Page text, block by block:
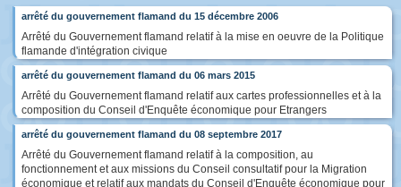
arrêté du gouvernement flamand du 15 décembre 2006
Arrêté du Gouvernement flamand relatif à la mise en oeuvre de la Politique
flamande d'intégration civique
arrêté du gouvernement flamand du 06 mars 2015
Arrêté du Gouvernement flamand relatif aux cartes professionnelles et à la
composition du Conseil d'Enquête économique pour Etrangers
arrêté du gouvernement flamand du 08 septembre 2017
Arrêté du Gouvernement flamand relatif à la composition, au
fonctionnement et aux missions du Conseil consultatif pour la Migration
économique et relatif aux mandats du Conseil d'Enquête économique pour